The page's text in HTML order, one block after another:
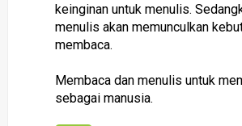
keinginan untuk menulis.
menulis akan memunculkan
membaca.
Membaca dan menulis untuk
sebagai manusia.